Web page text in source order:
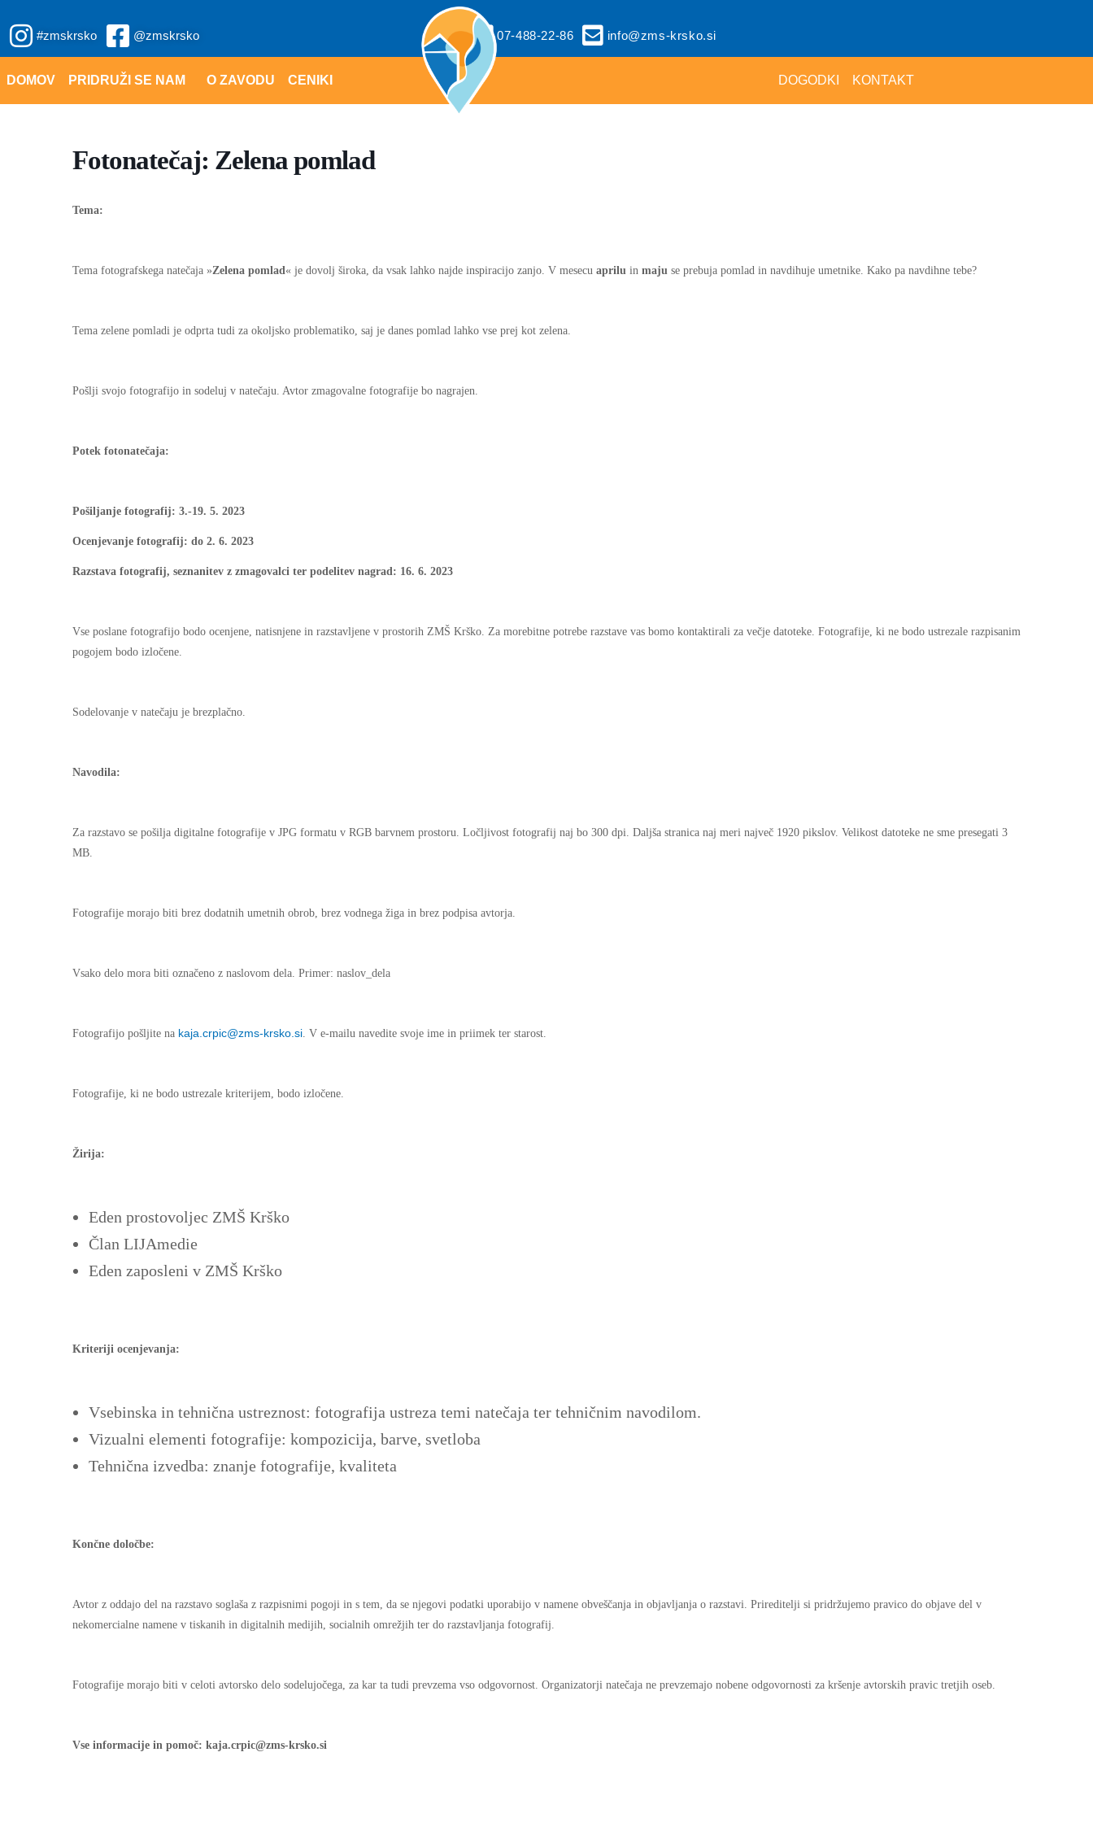
to
#zmskrsko @zmskrsko 07-488-22-86 info@zms-krsko.si
DOMOV PRIDRUŽI SE NAM O ZAVODU CENIKI DOGODKI KONTAKT
Fotonatečaj: Zelena pomlad
Tema:
Tema fotografskega natečaja »Zelena pomlad« je dovolj široka, da vsak lahko najde inspiracijo zanjo. V mesecu aprilu in maju se prebuja pomlad in navdihuje umetnike. Kako pa navdihne tebe?
Tema zelene pomladi je odprta tudi za okoljsko problematiko, saj je danes pomlad lahko vse prej kot zelena.
Pošlji svojo fotografijo in sodeluj v natečaju. Avtor zmagovalne fotografije bo nagrajen.
Potek fotonatečaja:
Pošiljanje fotografij: 3.-19. 5. 2023
Ocenjevanje fotografij: do 2. 6. 2023
Razstava fotografij, seznanitev z zmagovalci ter podelitev nagrad: 16. 6. 2023
Vse poslane fotografijo bodo ocenjene, natisnjene in razstavljene v prostorih ZMŠ Krško. Za morebitne potrebe razstave vas bomo kontaktirali za večje datoteke. Fotografije, ki ne bodo ustrezale razpisanim
pogojem bodo izločene.
Sodelovanje v natečaju je brezplačno.
Navodila:
Za razstavo se pošilja digitalne fotografije v JPG formatu v RGB barvnem prostoru. Ločljivost fotografij naj bo 300 dpi. Daljša stranica naj meri največ 1920 pikslov. Velikost datoteke ne sme presegati 3
MB.
Fotografije morajo biti brez dodatnih umetnih obrob, brez vodnega žiga in brez podpisa avtorja.
Vsako delo mora biti označeno z naslovom dela. Primer: naslov_dela
Fotografijo pošljite na kaja.crpic@zms-krsko.si. V e-mailu navedite svoje ime in priimek ter starost.
Fotografije, ki ne bodo ustrezale kriterijem, bodo izločene.
Žirija:
Eden prostovoljec ZMŠ Krško
Član LIJAmedie
Eden zaposleni v ZMŠ Krško
Kriteriji ocenjevanja:
Vsebinska in tehnična ustreznost: fotografija ustreza temi natečaja ter tehničnim navodilom.
Vizualni elementi fotografije: kompozicija, barve, svetloba
Tehnična izvedba: znanje fotografije, kvaliteta
Končne določbe:
Avtor z oddajo del na razstavo soglaša z razpisnimi pogoji in s tem, da se njegovi podatki uporabijo v namene obveščanja in objavljanja o razstavi. Prireditelji si pridržujemo pravico do objave del v
nekomercialne namene v tiskanih in digitalnih medijih, socialnih omrežjih ter do razstavljanja fotografij.
Fotografije morajo biti v celoti avtorsko delo sodelujočega, za kar ta tudi prevzema vso odgovornost. Organizatorji natečaja ne prevzemajo nobene odgovornosti za kršenje avtorskih pravic tretjih oseb.
Vse informacije in pomoč: kaja.crpic@zms-krsko.si